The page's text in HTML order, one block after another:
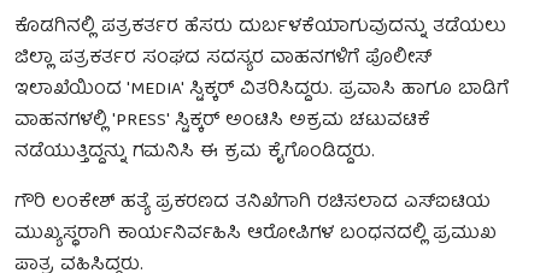
ಕೊಡಗಿನಲ್ಲಿ ಪತ್ರಕರ್ತರ ಹೆಸರು ದುರ್ಬಳಕೆಯಾಗುವುದನ್ನು ತಡೆಯಲು
ಜಿಲ್ಲಾ ಪತ್ರಕರ್ತರ ಸಂಘದ ಸದಸ್ಯರ ವಾಹನಗಳಿಗೆ ಪೊಲೀಸ್
ಇಲಾಖೆಯಿಂದ 'MEDIA' ಸ್ಟಿಕ್ಕರ್ ವಿತರಿಸಿದ್ದರು. ಪ್ರವಾಸಿ ಹಾಗೂ ಬಾಡಿಗೆ
ವಾಹನಗಳಲ್ಲಿ 'PRESS' ಸ್ಟಿಕ್ಕರ್ ಅಂಟಿಸಿ ಅಕ್ರಮ ಚಟುವಟಿಕೆ
ನಡೆಯುತ್ತಿದ್ದನ್ನು ಗಮನಿಸಿ ಈ ಕ್ರಮ ಕೈಗೊಂಡಿದ್ದರು.
ಗೌರಿ ಲಂಕೇಶ್ ಹತ್ಯೆ ಪ್ರಕರಣದ ತನಿಖೆಗಾಗಿ ರಚಿಸಲಾದ ಎಸ್‌ಐಟಿಯ
ಮುಖ್ಯಸ್ಥರಾಗಿ ಕಾರ್ಯನಿರ್ವಹಿಸಿ ಆರೋಪಿಗಳ ಬಂಧನದಲ್ಲಿ ಪ್ರಮುಖ
ಪಾತ್ರ ವಹಿಸಿದ್ದರು.